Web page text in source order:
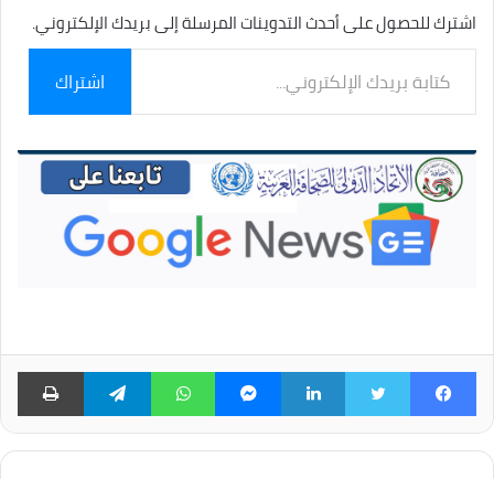
اشترك للحصول على أحدث التدوينات المرسلة إلى بريدك الإلكتروني.
بريدك
الإلكتروني...
اشتراك
فيسبوك لينكدإن ماسنجر واتساب تيلقرام